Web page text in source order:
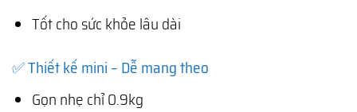
Tốt cho sức khỏe lâu dài
✅ Thiết kế mini – Dễ mang theo
Gọn nhẹ chỉ 0.9kg